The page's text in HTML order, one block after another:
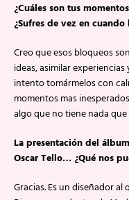
¿Cuáles son tus
¿Sufres de vez en
Creo que esos bloqueos
ideas, asimilar
intento tomármelos con
momentos mas
algo que no tiene nada
La presentación del
Oscar Tello… ¿Qué nos
Gracias. Es un diseñador